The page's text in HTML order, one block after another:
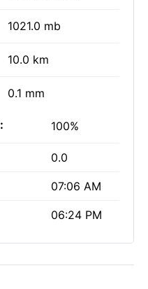
1021.0 mb
10.0 km
0.1 mm
100%
0.0
07:06 AM
06:24 PM